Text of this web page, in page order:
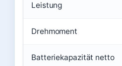
Leistung
Drehmoment
Batteriekapazität netto